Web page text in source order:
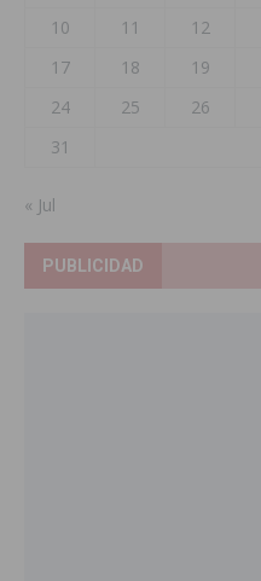
10
11 12
17
18 19
24
25 26
31
« Jul
PUBLICIDAD